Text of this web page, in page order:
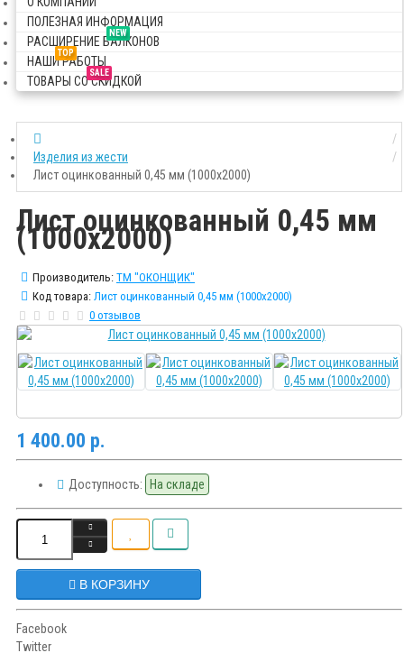
ПОЛЕЗНАЯ ИНФОРМАЦИЯ
NEW
РАСШИРЕНИЕ БАЛКОНОВ
TOP
НАШИ РАБОТЫ
SALE
ТОВАРЫ СО СКИДКОЙ
Изделия из жести
Лист оцинкованный 0,45 мм (1000х2000)
Лист оцинкованный 0,45 мм
(1000х2000)
Производитель: ТМ "ОКОНЩИК"
Код товара: Лист оцинкованный 0,45 мм (1000х2000)
0 отзывов
1 400.00 р.
Доступность: На складе
В КОРЗИНУ
Facebook
Twitter